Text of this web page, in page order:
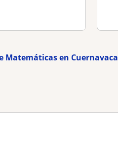
Matemáticas en Cuernavaca